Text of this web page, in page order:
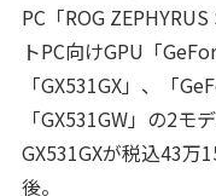
PC「ROG
トPC向けGPU「
「GX531GX」、「
「GX531GW」の2モ
GX531GXが税込43万
後。